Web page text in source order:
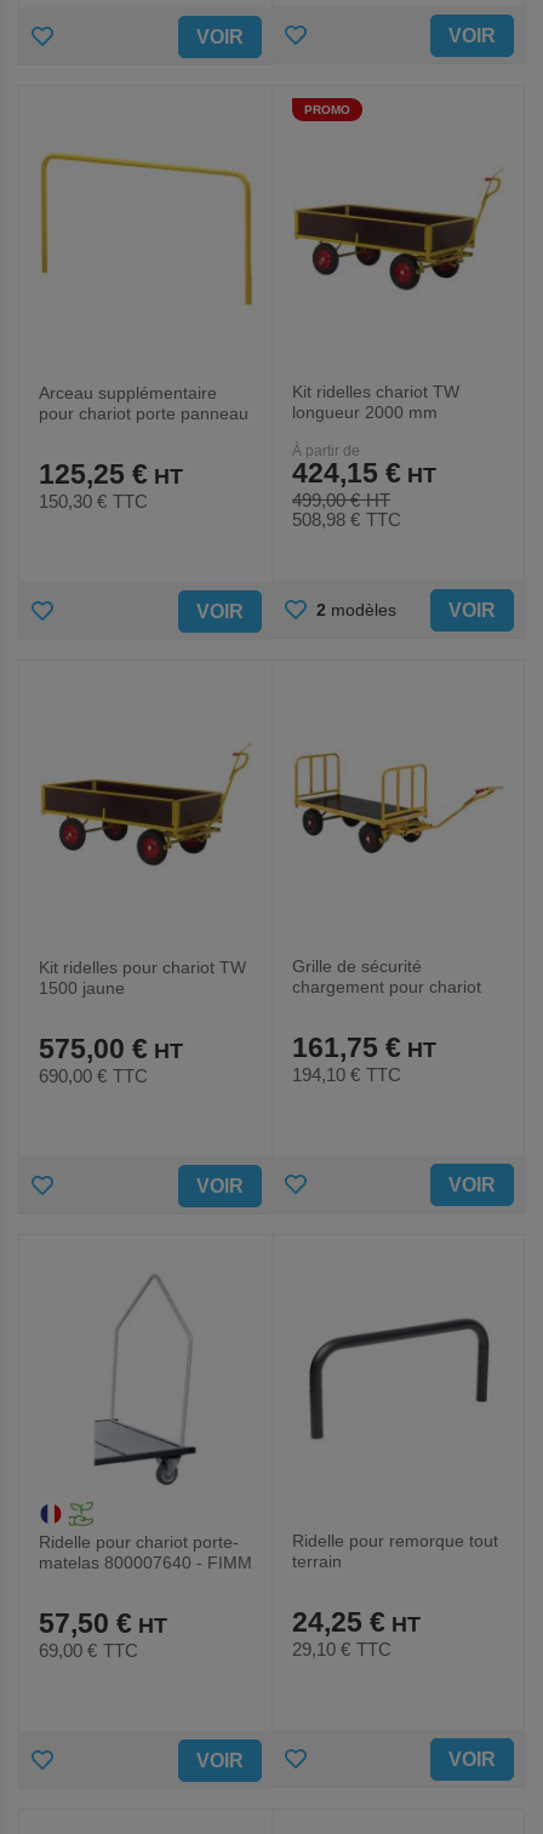
AJOUTER VOIR AJOUTER
FAVORIS
VOIR
Arceau supplémentaire
pour chariot porte panneau
125,25 €
150,30 € TTC
AJOUTER VOIR
PROMO
Kit ridelles chariot TW
longueur 2000 mm
À partir de
499,00 €
424,15 €
508,98 € TTC
AJOUTER
2 modèles VOIR
Kit ridelles pour chariot TW
1500 jaune
575,00 €
690,00 € TTC
AJOUTER VOIR
Grille de sécurité
chargement pour chariot
161,75 €
194,10 € TTC
AJOUTER VOIR
Ridelle pour chariot porte-
matelas 800007640 - FIMM
57,50 €
69,00 € TTC
AJOUTER VOIR
Ridelle pour remorque tout
terrain
24,25 €
29,10 € TTC
AJOUTER VOIR